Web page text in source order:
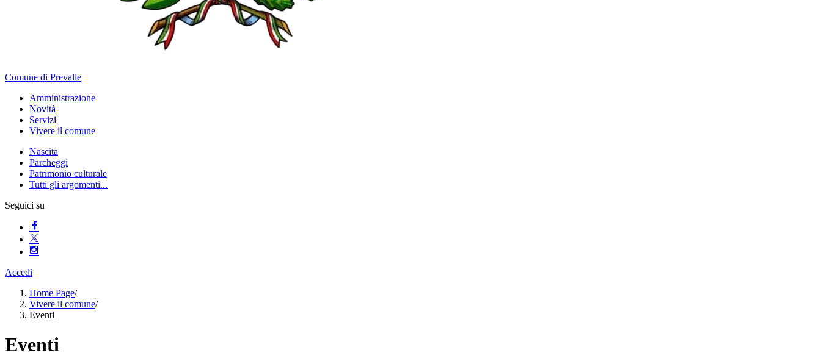
Comune di Prevalle
Amministrazione
Novità
Servizi
Vivere il comune
Nascita
Parcheggi
Patrimonio culturale
Tutti gli argomenti...
Seguici su
Accedi
Home Page/
Vivere il comune/
Eventi
Eventi